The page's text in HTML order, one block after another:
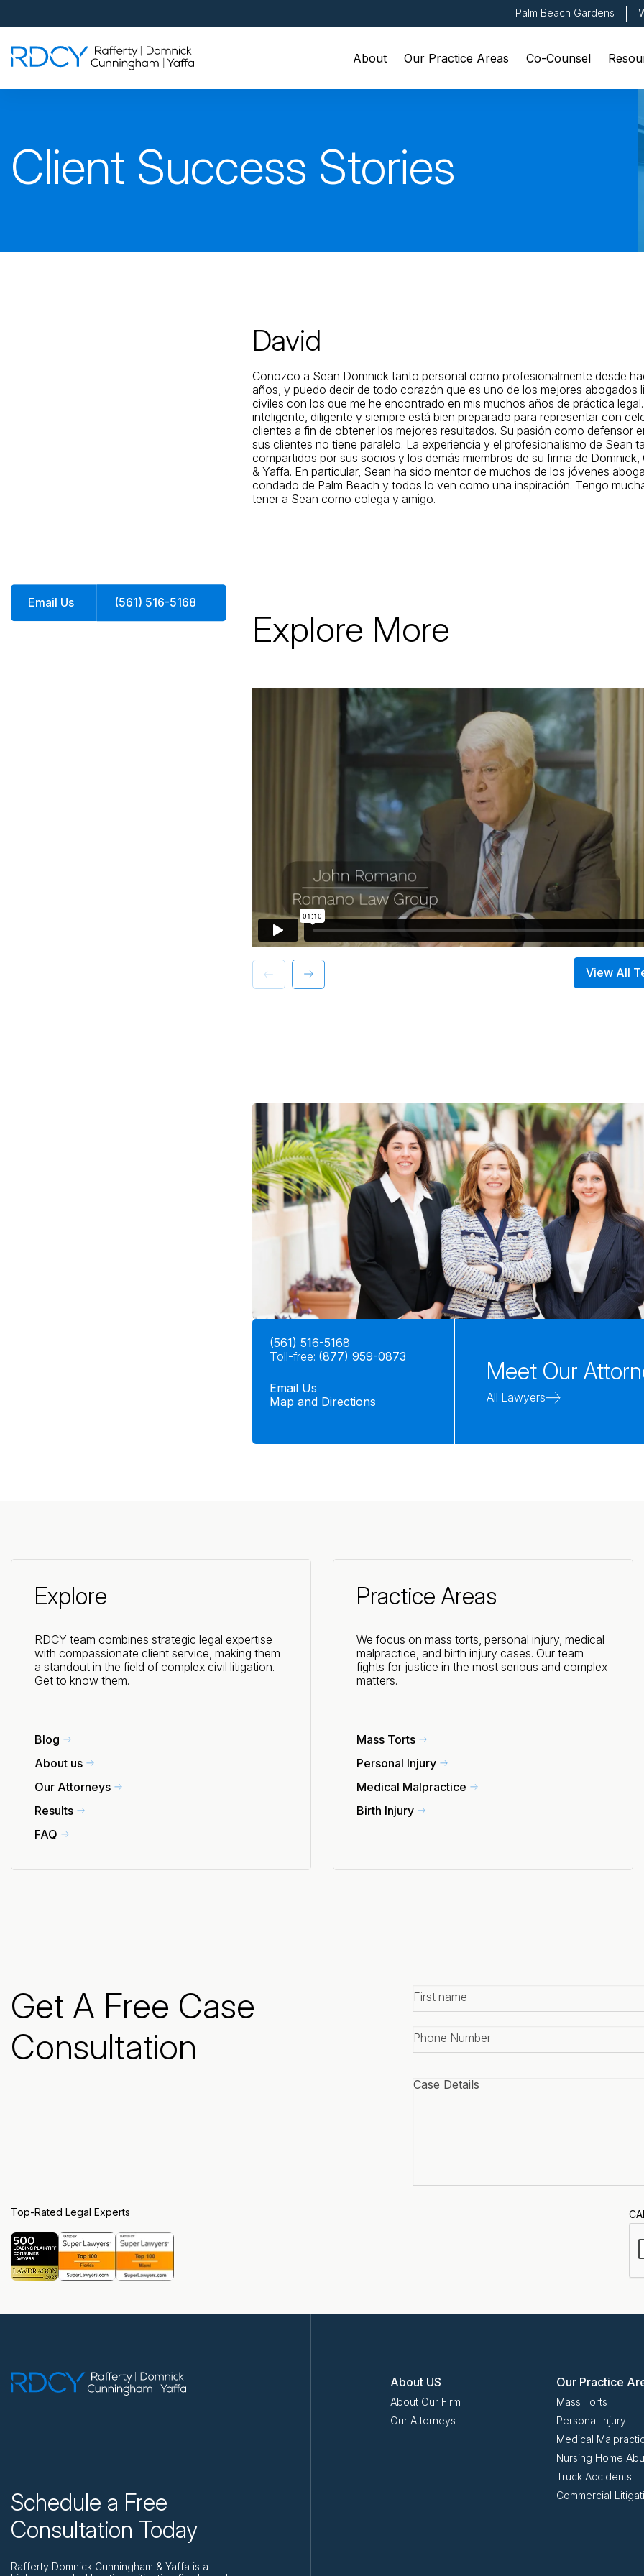
Palm Beach Gardens
Palm Beach Gardens
4560 Donald Ross Road
Palm Beach Gardens, FL 33418
700 S Rosemary Ave Suite 204
West Palm Beach, FL 33401
By Appointment Only*
815 S Palafox Street, 3rd Floor
Rafferty Domnick Cunningham & Yaffa About Our Practice Areas Co-Counsel
Client Success Stories
Email Us (561) 516-5168
David
Conozco a Sean Domnick tanto personal como profesionalmente desde
años, y puedo decir de todo corazón que es uno de los mejores abogados
civiles con los que me he encontrado en mis muchos años de práctica
inteligente, diligente y siempre está bien preparado para representar con
clientes a fin de obtener los mejores resultados. Su pasión como defensor
sus clientes no tiene paralelo. La experiencia y el profesionalismo de Sean
compartidos por sus socios y los demás miembros de su firma de Domnick,
& Yaffa. En particular, Sean ha sido mentor de muchos de los jóvenes
condado de Palm Beach y todos lo ven como una inspiración. Tengo
tener a Sean como colega y amigo.
Explore More
View All
(561) 516-5168
Toll-free: (877) 959-0873
Email Us
Map and Directions
Meet Our
All Lawyers
Explore
RDCY team combines strategic legal expertise
with compassionate client service, making them
a standout in the field of complex civil litigation.
Get to know them.
Blog
About us
Our Attorneys
Results
FAQ
Practice Areas
We focus on mass torts, personal injury, medical
malpractice, and birth injury cases. Our team
fights for justice in the most serious and complex
matters.
Mass Torts
Personal Injury
Medical Malpractice
Birth Injury
Get A Free Case
Consultation
Top-Rated Legal Experts
First
name*
Phone
number*
Schedule a Free
Consultation Today
Rafferty Domnick Cunningham & Yaffa is a
About US
About Our Firm
Our Attorneys
Our Practice
Mass Torts
Personal Injury
Medical
Nursing Home
Truck Accidents
Commercial